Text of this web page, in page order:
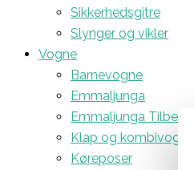
Sikkerhedsgitre
Slynger og vikler
Vogne
Barnevogne
Emmaljunga
Emmaljunga Tilbehør
Klap og kombivogne
Køreposer